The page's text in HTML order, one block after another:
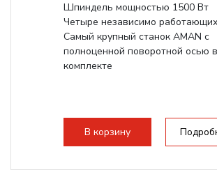
Шпиндель мощностью 1500 Вт
Четыре независимо
Самый крупный станок AMAN с
полноценной поворотной осью в
комплекте
В корзину